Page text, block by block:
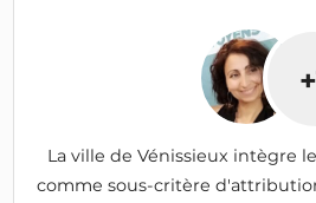
La ville de Vénissieux intègre
comme sous-critère